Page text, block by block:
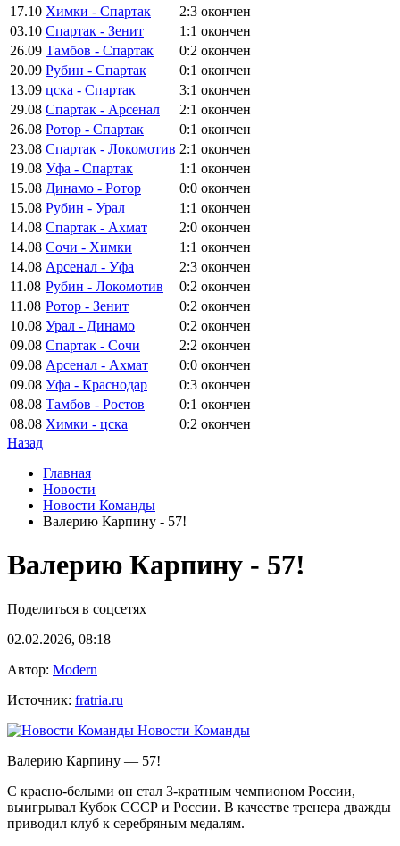
17.10 Химки - Спартак 2:3 окончен
03.10 Спартак - Зенит 1:1 окончен
26.09 Тамбов - Спартак 0:2 окончен
20.09 Рубин - Спартак 0:1 окончен
13.09 цска - Спартак 3:1 окончен
29.08 Спартак - Арсенал 2:1 окончен
26.08 Ротор - Спартак 0:1 окончен
23.08 Спартак - Локомотив 2:1 окончен
19.08 Уфа - Спартак 1:1 окончен
15.08 Динамо - Ротор 0:0 окончен
15.08 Рубин - Урал 1:1 окончен
14.08 Спартак - Ахмат 2:0 окончен
14.08 Сочи - Химки 1:1 окончен
14.08 Арсенал - Уфа 2:3 окончен
11.08 Рубин - Локомотив 0:2 окончен
11.08 Ротор - Зенит 0:2 окончен
10.08 Урал - Динамо 0:2 окончен
09.08 Спартак - Сочи 2:2 окончен
09.08 Арсенал - Ахмат 0:0 окончен
09.08 Уфа - Краснодар 0:3 окончен
08.08 Тамбов - Ростов 0:1 окончен
08.08 Химки - цска 0:2 окончен
Назад
Главная
Новости
Новости Команды
Валерию Карпину - 57!
Валерию Карпину - 57!
Поделиться в соцсетях
02.02.2026, 08:18
Автор: Modern
Источник: fratria.ru
Новости Команды
Валерию Карпину — 57!
С красно-белыми он стал 3-кратным чемпионом России,
выигрывал Кубок СССР и России. В качестве тренера дважды
приводил клуб к серебряным медалям.